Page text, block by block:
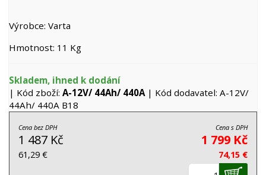
Výrobce: Varta
Hmotnost: 11 Kg
Skladem, ihned k dodání
| Kód zboží: A-12V/ 44Ah/ 440A| Kód dodavatel: A-12V/
44Ah/ 440A B18
Cena bez DPH
1 487 Kč
61,29 €
Cena s DPH
1 799 Kč
74,15 €